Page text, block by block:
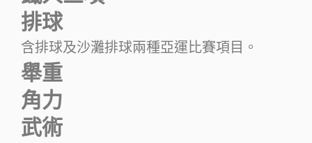
排球
含排球及沙灘排球兩種亞運比賽項目。
舉重
角力
武術